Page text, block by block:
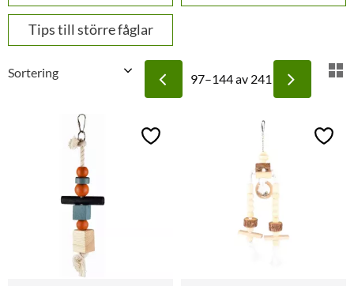
Tips till större fåglar
97–144av 241
Lägg till i favoriter Lägg